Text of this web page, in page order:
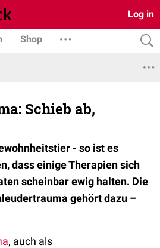
Log in
Shop
Schieb ab,
- so ist es
dass einige Therapien sich
scheinbar ewig halten. Die
gehört dazu –
, auch als